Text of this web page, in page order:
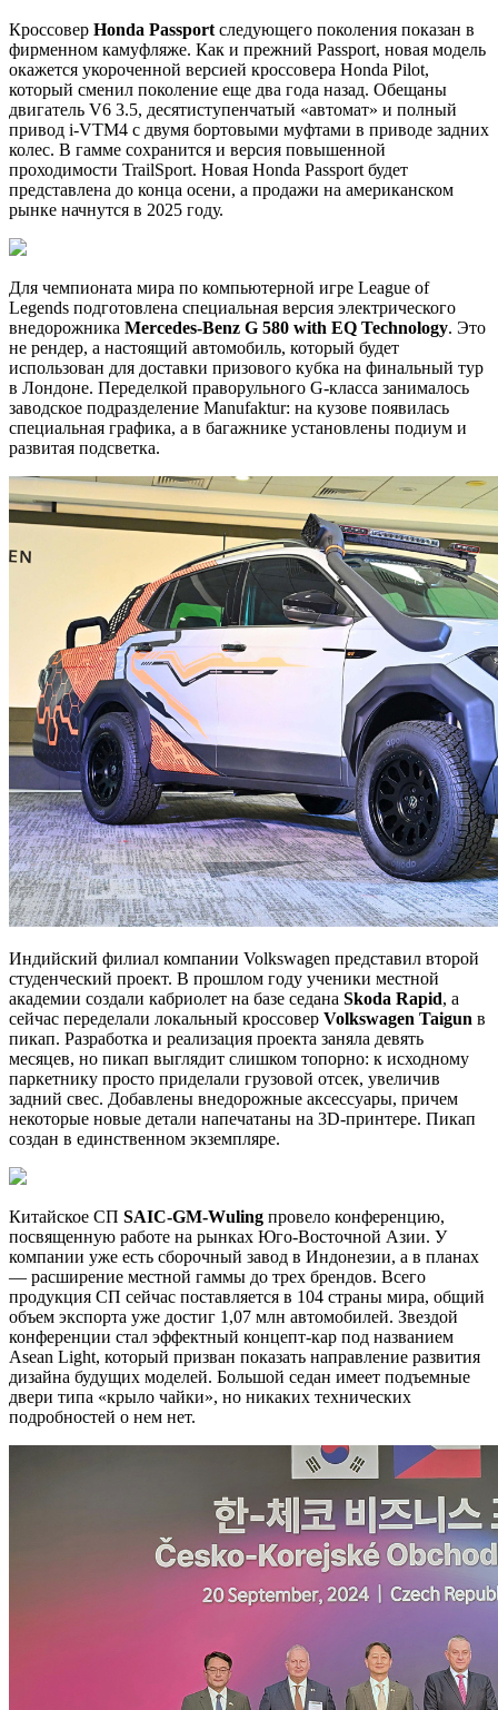
Кроссовер Honda Passport следующего поколения показан в
фирменном камуфляже. Как и прежний Passport, новая модель
окажется укороченной версией кроссовера Honda Pilot,
который сменил поколение еще два года назад. Обещаны
двигатель V6 3.5, десятиступенчатый «автомат» и полный
привод i-VTM4 с двумя бортовыми муфтами в приводе задних
колес. В гамме сохранится и версия повышенной
проходимости TrailSport. Новая Honda Passport будет
представлена до конца осени, а продажи на американском
рынке начнутся в 2025 году.
Для чемпионата мира по компьютерной игре League of
Legends подготовлена специальная версия электрического
внедорожника Mercedes-Benz G 580 with EQ Technology. Это
не рендер, а настоящий автомобиль, который будет
использован для доставки призового кубка на финальный тур
в Лондоне. Переделкой праворульного G-класса занималось
заводское подразделение Manufaktur: на кузове появилась
специальная графика, а в багажнике установлены подиум и
развитая подсветка.
Индийский филиал компании Volkswagen представил второй
студенческий проект. В прошлом году ученики местной
академии создали кабриолет на базе седана Skoda Rapid, а
сейчас переделали локальный кроссовер Volkswagen Taigun в
пикап. Разработка и реализация проекта заняла девять
месяцев, но пикап выглядит слишком топорно: к исходному
паркетнику просто приделали грузовой отсек, увеличив
задний свес. Добавлены внедорожные аксессуары, причем
некоторые новые детали напечатаны на 3D-принтере. Пикап
создан в единственном экземпляре.
Китайское СП SAIC-GM-Wuling провело конференцию,
посвященную работе на рынках Юго-Восточной Азии. У
компании уже есть сборочный завод в Индонезии, а в планах
— расширение местной гаммы до трех брендов. Всего
продукция СП сейчас поставляется в 104 страны мира, общий
объем экспорта уже достиг 1,07 млн автомобилей. Звездой
конференции стал эффектный концепт-кар под названием
Asean Light, который призван показать направление развития
дизайна будущих моделей. Большой седан имеет подъемные
двери типа «крыло чайки», но никаких технических
подробностей о нем нет.